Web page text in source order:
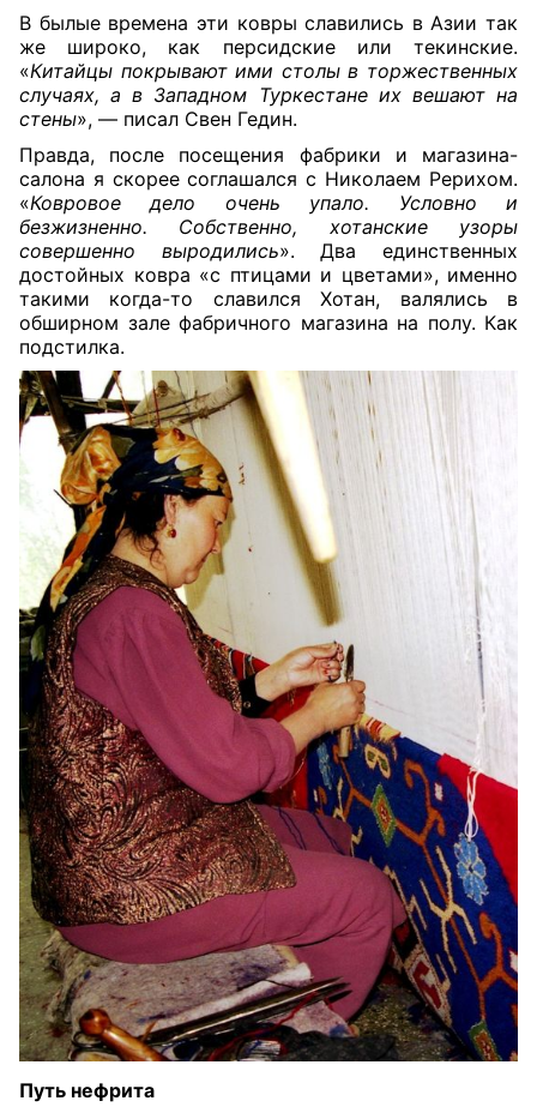
В былые времена эти ковры славились в Азии так
же широко, как персидские или текинские.
«Китайцы покрывают ими столы в торжественных
случаях, а в Западном Туркестане их вешают на
стены», — писал Свен Гедин.
Правда, после посещения фабрики и магазина-
салона я скорее соглашался с Николаем Рерихом.
«Ковровое дело очень упало. Условно и
безжизненно. Собственно, хотанские узоры
совершенно выродились». Два единственных
достойных ковра «с птицами и цветами», именно
такими когда-то славился Хотан, валялись в
обширном зале фабричного магазина на полу. Как
подстилка.
Путь нефрита